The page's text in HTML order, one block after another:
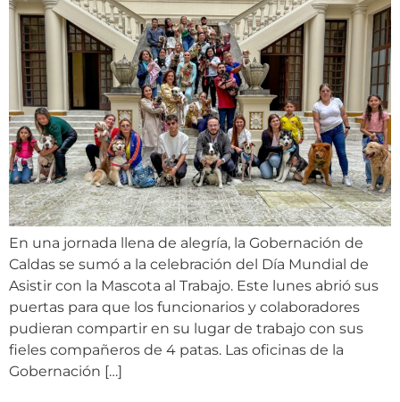
En una jornada llena de alegría, la Gobernación de
Caldas se sumó a la celebración del Día Mundial de
Asistir con la Mascota al Trabajo. Este lunes abrió sus
puertas para que los funcionarios y colaboradores
pudieran compartir en su lugar de trabajo con sus
fieles compañeros de 4 patas. Las oficinas de la
Gobernación […]